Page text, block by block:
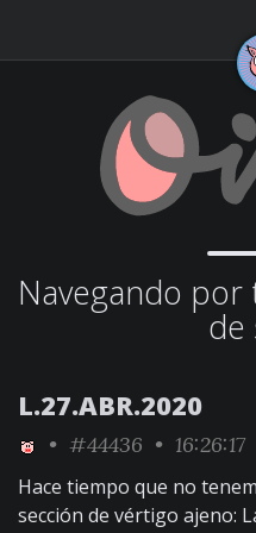
Navegando
de
L.27.ABR.2020
• #44436 • 16:26:17
Hace tiempo que no
sección de vértigo ajeno: